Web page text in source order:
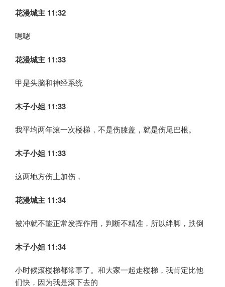
花漫城主 11:32
嗯嗯
花漫城主 11:33
甲是头脑和神经系统
木子小姐 11:33
我平均两年滚一次楼梯，不是伤膝盖，就是伤尾巴根。
木子小姐 11:33
这两地方伤上加伤，
花漫城主 11:34
被冲就不能正常发挥作用，判断不精准，所以绊脚，跌倒
木子小姐 11:34
小时候滚楼梯都常事了。和大家一起走楼梯，我肯定比他
们快，因为我是滚下去的